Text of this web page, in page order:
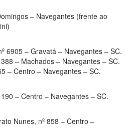
– Navegantes (frente ao
6905 – Gravatá – Navegantes – SC.
– Machados – Navegantes – SC.
– Centro – Navegantes – SC.
– Centro – Navegantes – SC.
Nunes, nº 858 – Centro –